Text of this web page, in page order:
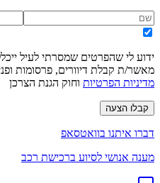
ידוע לי שהפרטים שמסרתי לעיל
מאשר/ת קבלת דיוורים, פרסומות
מדיניות הפרטיות וחוק הגנת הצרכן
קבלו הצעה
דברו איתנו בוואטסאפ
מענה אנושי לסיוע ברכישת רכב